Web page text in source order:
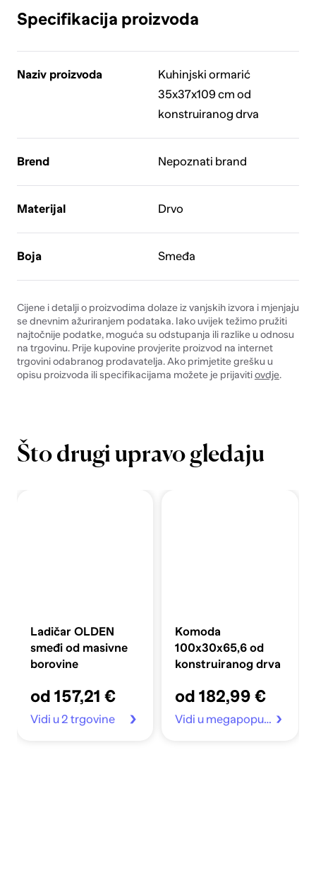
Specifikacija proizvoda
Naziv proizvoda
Kuhinjski ormarić
35x37x109 cm od
konstruiranog drva
Brend Nepoznati brand
Materijal Drvo
Boja Smeđa
Cijene i detalji o proizvodima dolaze iz vanjskih izvora i mjenjaju
se dnevnim ažuriranjem podataka. Iako uvijek težimo pružiti
najtočnije podatke, moguća su odstupanja ili razlike u odnosu
na trgovinu. Prije kupovine provjerite proizvod na internet
trgovini odabranog prodavatelja. Ako primjetite grešku u
opisu proizvoda ili specifikacijama možete je prijavitiovdje.
Što drugi upravo gledaju
Ladičar OLDEN
smeđi od masivne
borovine
od 157,21 €
Vidi u 2 trgovine
Komoda
100x30x65,6 od
konstruiranog drva
od 182,99 €
Vidi u megapopust.hr